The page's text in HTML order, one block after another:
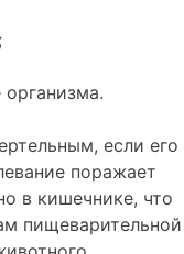
если его
поражает
в кишечнике, что
пищеварительной